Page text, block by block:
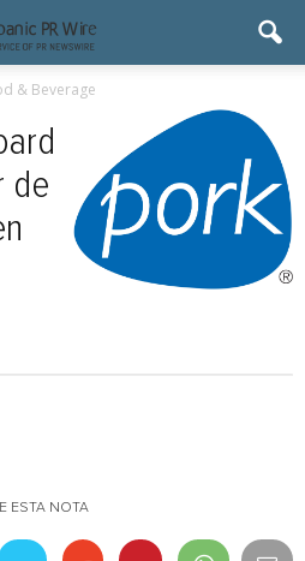
& Beverage
de
ESTA NOTA